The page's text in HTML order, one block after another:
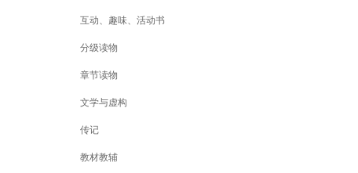
互动、趣味、活动书
分级读物
章节读物
文学与虚构
传记
教材教辅